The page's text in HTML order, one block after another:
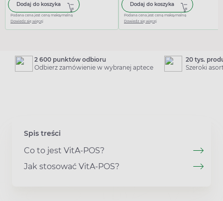
Dodaj do koszyka
Podana cena jest ceną maksymalną
Dowiedz się więcej
Dodaj do koszyka
Podana cena jest ceną maksymalną
Dowiedz się więcej
2 600 punktów odbioru
Odbierz zamówienie w wybranej aptece
20 tys.
Szeroki
Spis treści
Co to jest VitA-POS?
Jak stosować VitA-POS?